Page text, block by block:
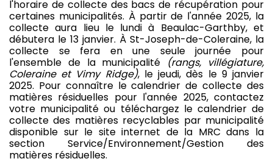
l'horaire de collecte des bacs de récupération pour
certaines municipalités. À partir de l'année 2025, la
collecte aura lieu le lundi à Beaulac-Garthby, et
débutera le 13 janvier. À St-Joseph-de-Coleraine, la
collecte se fera en une seule journée pour
l'ensemble de la municipalité (rangs, villégiature,
Coleraine et Vimy Ridge), le jeudi, dès le 9 janvier
2025. Pour connaître le calendrier de collecte des
matières résiduelles pour l'année 2025, contactez
votre municipalité ou téléchargez le calendrier de
collecte des matières recyclables par municipalité
disponible sur le site internet de la MRC dans la
section Service/Environnement/Gestion des
matières résiduelles.